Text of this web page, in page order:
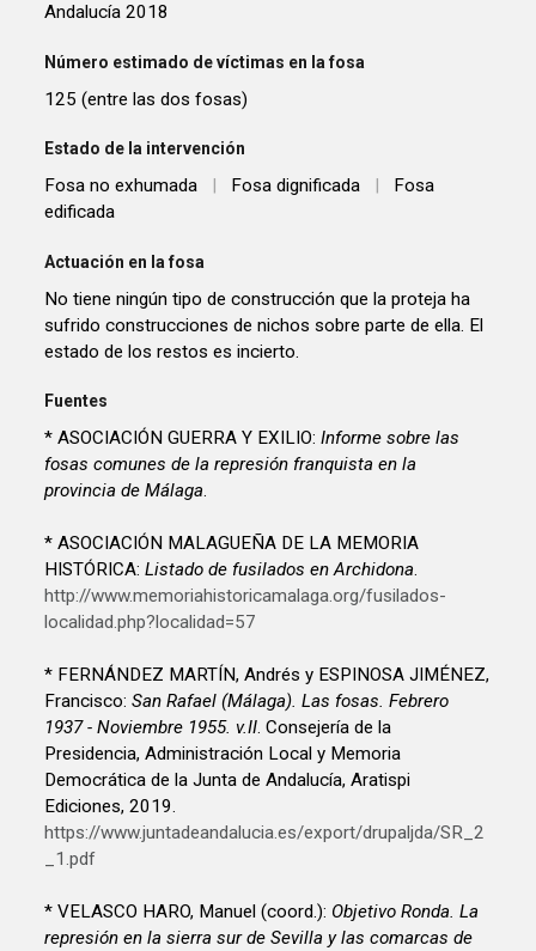
Andalucía 2018
Número estimado de víctimas en la fosa
125 (entre las dos fosas)
Estado de la intervención
Fosa no exhumada | Fosa dignificada |
Fosa
edificada
Actuación en la fosa
No tiene ningún tipo de construcción que la proteja ha
sufrido construcciones de nichos sobre parte de ella. El
estado de los restos es incierto.
Fuentes
* ASOCIACIÓN GUERRA Y EXILIO:Informe sobre las
fosas comunes de la represión franquista en la
provincia de Málaga.
* ASOCIACIÓN MALAGUEÑA DE LA MEMORIA
HISTÓRICA:Listado de fusilados en Archidona.
http://www.memoriahistoricamalaga.org/fusilados-
localidad.php?localidad=57
* FERNÁNDEZ MARTÍN, Andrés y ESPINOSA JIMÉNEZ,
Francisco: San Rafael (Málaga). Las fosas. Febrero
1937 - Noviembre 1955. v.II. Consejería de la
Presidencia, Administración Local y Memoria
Democrática de la Junta de Andalucía, Aratispi
Ediciones, 2019.
https://www.juntadeandalucia.es/export/drupaljda/SR_2
_1.pdf
* VELASCO HARO, Manuel (coord.): Objetivo Ronda. La
represión en la sierra sur de Sevilla y las comarcas de